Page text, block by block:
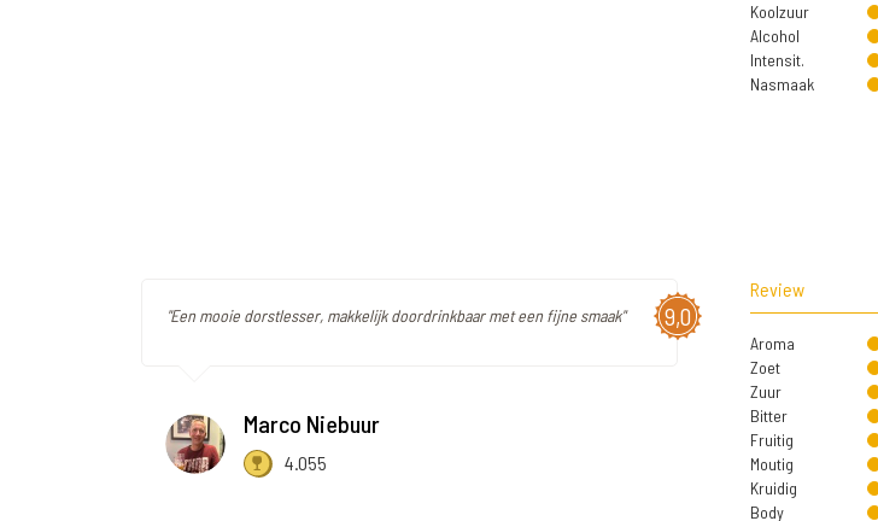
Koolzuur
Alcohol
Intensit.
Nasmaak
9,0
"Een mooie dorstlesser, makkelijk doordrinkbaar met een fijne smaak"
Marco Niebuur
4.055
Review
Aroma
Zoet
Zuur
Bitter
Fruitig
Moutig
Kruidig
Body